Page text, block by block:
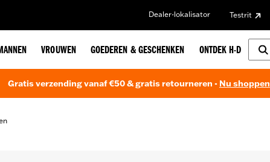
Dealer-lokalisator Testrit
VROUWEN GOEDEREN & GESCHENKEN ONTDEK H-D
Gratis verzending vanaf €50 & gratis retourneren - Nu shoppen